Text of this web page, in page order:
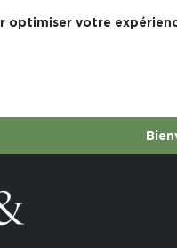
optimiser votre